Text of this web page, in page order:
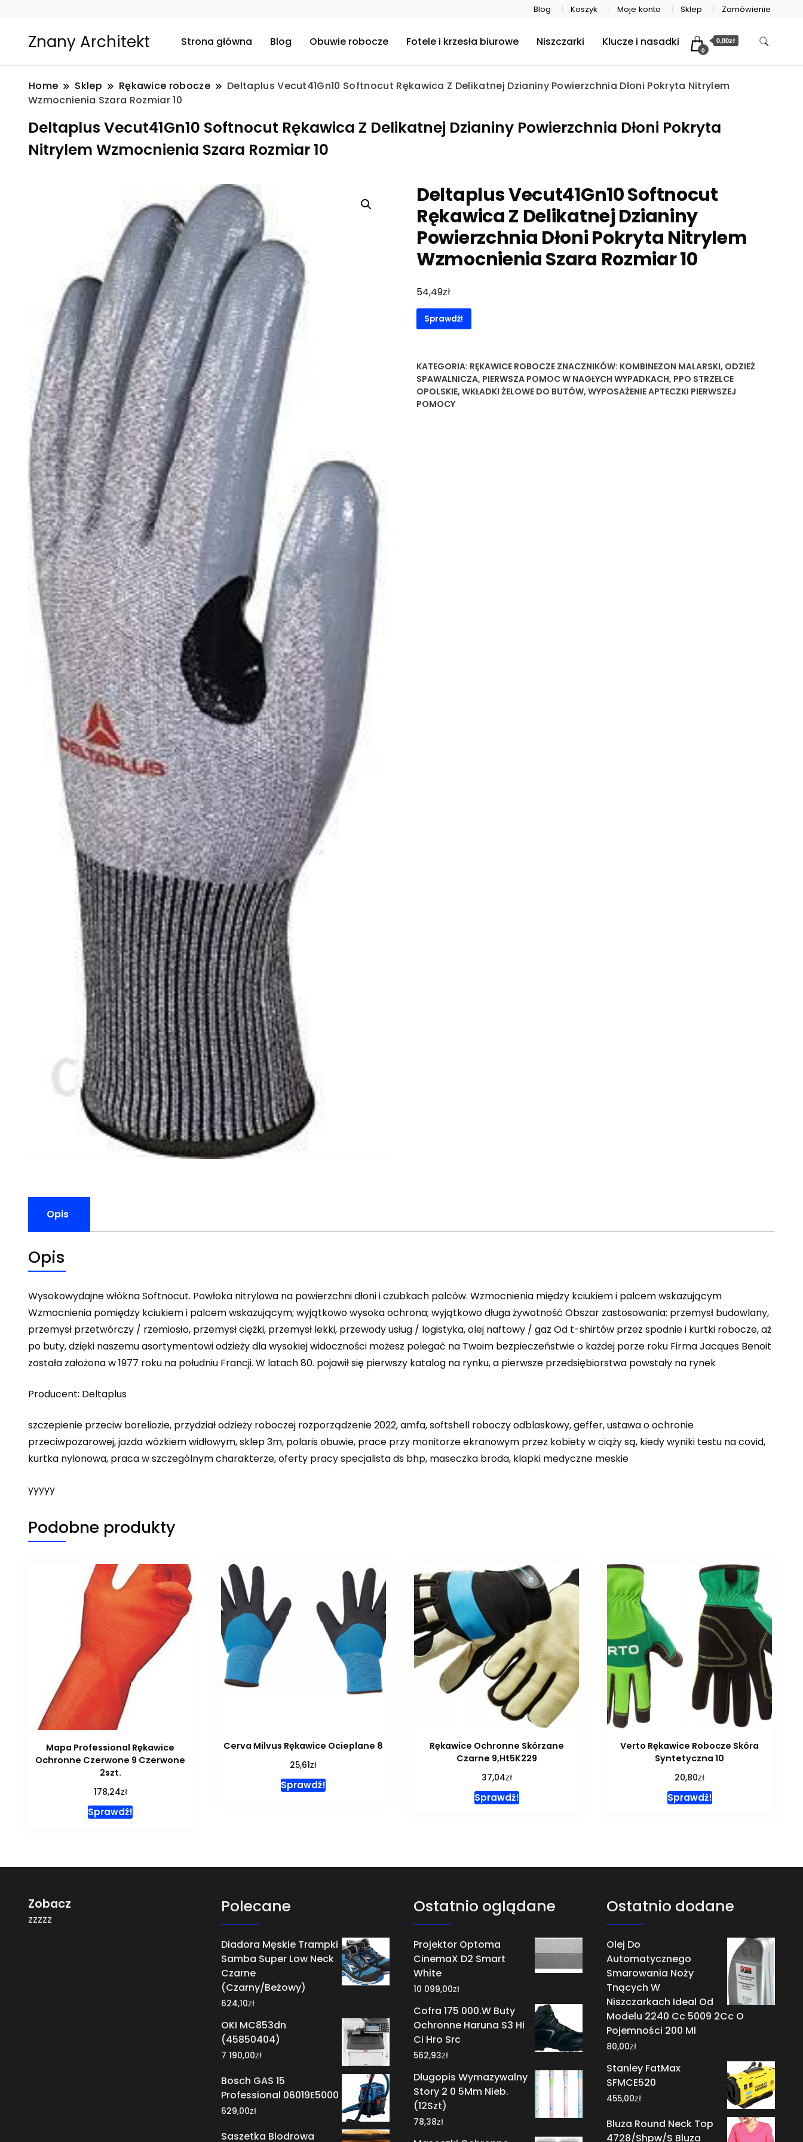
Blog Koszyk Moje konto Sklep Zamówienie
Znany Architekt Strona główna Blog Obuwie robocze Fotele i krzesła biurowe Niszczarki Klucze i nasadki
0
0,00zł
Home Sklep Rękawice robocze
Deltaplus Vecut41Gn10 Softnocut Rękawica Z Delikatnej Dzianiny Powierzchnia Dłoni Pokryta Nitrylem
Wzmocnienia Szara Rozmiar 10
Deltaplus Vecut41Gn10 Softnocut Rękawica Z Delikatnej Dzianiny Powierzchnia Dłoni Pokryta
Nitrylem Wzmocnienia Szara Rozmiar 10
Deltaplus Vecut41Gn10 Softnocut
Rękawica Z Delikatnej Dzianiny
Powierzchnia Dłoni Pokryta Nitrylem
Wzmocnienia Szara Rozmiar 10
54,49zł
Sprawdź!
KATEGORIA: RĘKAWICE ROBOCZE ZNACZNIKÓW: KOMBINEZON MALARSKI, ODZIEŻ
SPAWALNICZA, PIERWSZA POMOC W NAGŁYCH WYPADKACH, PPO STRZELCE
OPOLSKIE, WKŁADKI ŻELOWE DO BUTÓW, WYPOSAŻENIE APTECZKI PIERWSZEJ
POMOCY
Opis
Opis
Wysokowydajne włókna Softnocut. Powłoka nitrylowa na powierzchni dłoni i czubkach palców. Wzmocnienia między kciukiem i palcem wskazującym
Wzmocnienia pomiędzy kciukiem i palcem wskazującym; wyjątkowo wysoka ochrona; wyjątkowo długa żywotność Obszar zastosowania: przemysł budowlany,
przemysł przetwórczy / rzemiosło, przemysł ciężki, przemysł lekki, przewody usług / logistyka, olej naftowy / gaz Od t-shirtów przez spodnie i kurtki robocze, aż
po buty, dzięki naszemu asortymentowi odzieży dla wysokiej widoczności możesz polegać na Twoim bezpieczeństwie o każdej porze roku Firma Jacques Benoit
została założona w 1977 roku na południu Francji. W latach 80. pojawił się pierwszy katalog na rynku, a pierwsze przedsiębiorstwa powstały na rynek
Producent: Deltaplus
szczepienie przeciw boreliozie, przydział odzieży roboczej rozporządzenie 2022, amfa, softshell roboczy odblaskowy, geffer, ustawa o ochronie
przeciwpozarowej, jazda wózkiem widłowym, sklep 3m, polaris obuwie, prace przy monitorze ekranowym przez kobiety w ciąży są, kiedy wyniki testu na covid,
kurtka nylonowa, praca w szczególnym charakterze, oferty pracy specjalista ds bhp, maseczka broda, klapki medyczne meskie
yyyyy
Podobne produkty
Mapa Professional Rękawice
Ochronne Czerwone 9 Czerwone
2szt.
178,24zł
Sprawdź!
Cerva Milvus Rękawice Ocieplane 8
25,61zł
Sprawdź!
Rękawice Ochronne Skórzane
Czarne 9,Ht5K229
37,04zł
Sprawdź!
Verto Rękawice Robocze Skóra
Syntetyczna 10
20,80zł
Sprawdź!
Zobacz
zzzzz
Polecane
Diadora Męskie Trampki
Samba Super Low Neck
Czarne
(Czarny/Beżowy)
624,10zł
OKI MC853dn
(45850404)
7 190,00zł
Bosch GAS 15
Professional 06019E5000
629,00zł
Saszetka Biodrowa
Ostatnio oglądane
Projektor Optoma
CinemaX D2 Smart
White
10 099,00zł
Cofra 175 000.W Buty
Ochronne Haruna S3 Hi
Ci Hro Src
562,93zł
Długopis Wymazywalny
Story 2 0 5Mm Nieb.
(12Szt)
78,38zł
Ostatnio dodane
Olej Do
Automatycznego
Smarowania Noży
Tnących W
Niszczarkach Ideal Od
Modelu 2240 Cc 5009 2Cc O
Pojemności 200 Ml
80,00zł
Stanley FatMax
SFMCE520
455,00zł
Bluza Round Neck Top
4728/Shpw/S Bluza